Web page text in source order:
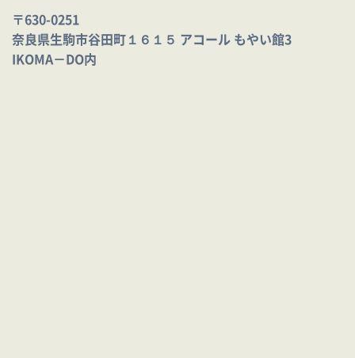
〒630-0251
奈良県生駒市谷田町１６１５ アコール もやい館3
IKOMA－DO内